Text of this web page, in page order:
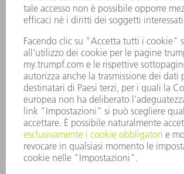
RICAMBI TRUMPF ITALIA
+39 02 48489420
lunedì a venerdì: 08:30 – 18:00
ricambi@trumpf.com
CONTATTO
UTENSILI TRUMPF ITALIA
+39 02 48489482
lunedì a venerdì: 08:00 – 18:00
utensili@trumpf.com